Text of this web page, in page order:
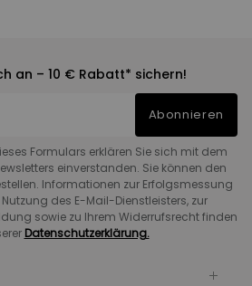
an – 10 € Rabatt* sichern!
Abonnieren
Formulars erklären Sie sich mit dem
einverstanden. Sie können den
Informationen zur Erfolgsmessung
des E-Mail-Dienstleisters, zur
sowie zu Ihrem Widerrufsrecht finden
Datenschutzerklärung.